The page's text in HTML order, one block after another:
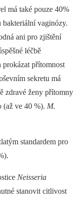
má také pouze 40%
vaginózy.
ani pro zjištění
léčbě
prokázat přítomnost
sekretu má
zdravé ženy přítomny
(až ve 40 %). M.
standardem pro
Neisseria
stanovit citlivost